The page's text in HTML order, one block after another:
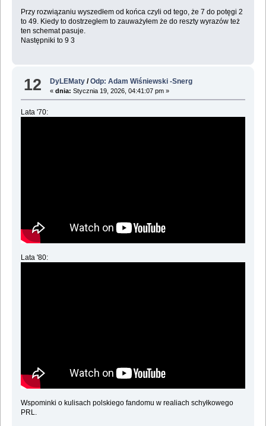
Przy rozwiązaniu wyszedłem od końca czyli od tego, że 7 do potęgi 2
to 49. Kiedy to dostrzegłem to zauważyłem że do reszty wyrazów też
ten schemat pasuje.
Następniki to 9 3
12 DyLEMaty /Odp: Adam Wiśniewski -Snerg
«dnia: Stycznia 19, 2026, 04:41:07 pm »
Lata '70:
Lata '80:
Wspominki o kulisach polskiego fandomu w realiach schyłkowego
PRL.